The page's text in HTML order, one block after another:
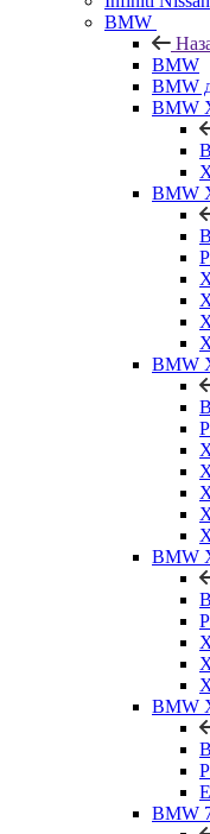
BMW
BMW
BMW
BMW
BMW
BMW
BMW
BMW
BMW